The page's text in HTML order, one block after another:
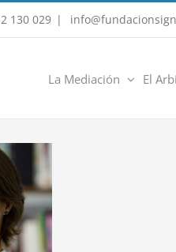
130 029 |
La Mediación El